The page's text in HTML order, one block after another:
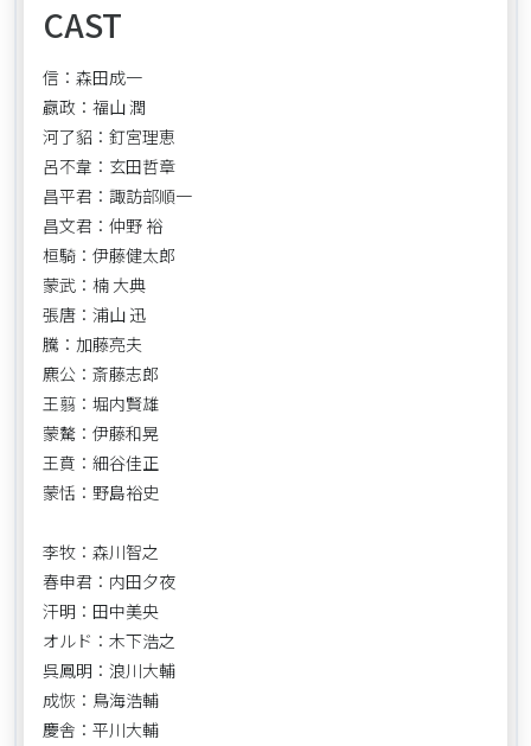
CAST
信：森田成一
嬴政：福山 潤
河了貂：釘宮理恵
呂不韋：玄田哲章
昌平君：諏訪部順一
昌文君：仲野 裕
桓騎：伊藤健太郎
蒙武：楠 大典
張唐：浦山 迅
騰：加藤亮夫
麃公：斎藤志郎
王翦：堀内賢雄
蒙驁：伊藤和晃
王賁：細谷佳正
蒙恬：野島裕史
李牧：森川智之
春申君：内田夕夜
汗明：田中美央
オルド：木下浩之
呉鳳明：浪川大輔
成恢：鳥海浩輔
慶舎：平川大輔